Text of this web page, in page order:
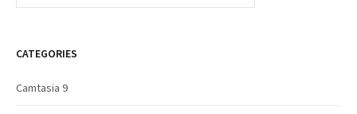
c
f
CATEGORIES
Camtasia 9